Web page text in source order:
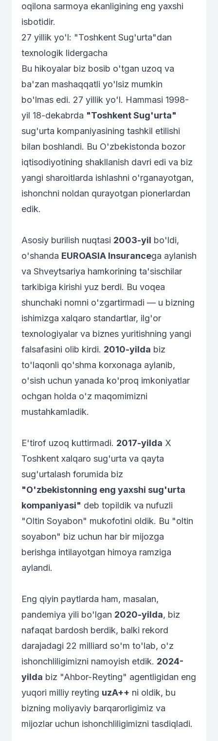
oqilona sarmoya ekanligining eng yaxshi
isbotidir.
27 yillik yo'l: "Toshkent Sug'urta"dan
texnologik lidergacha
Bu hikoyalar biz bosib o'tgan uzoq va
ba'zan mashaqqatli yo'lsiz mumkin
bo'lmas edi. 27 yillik yo'l. Hammasi 1998-
yil 18-dekabrda "Toshkent Sug'urta"
sug'urta kompaniyasining tashkil etilishi
bilan boshlandi. Bu O'zbekistonda bozor
iqtisodiyotining shakllanish davri edi va biz
yangi sharoitlarda ishlashni o'rganayotgan,
ishonchni noldan qurayotgan pionerlardan
edik.
Asosiy burilish nuqtasi 2003-yil bo'ldi,
o'shanda EUROASIA Insurancega aylanish
va Shveytsariya hamkorining ta'sischilar
tarkibiga kirishi yuz berdi. Bu voqea
shunchaki nomni o'zgartirmadi — u bizning
ishimizga xalqaro standartlar, ilg'or
texnologiyalar va biznes yuritishning yangi
falsafasini olib kirdi. 2010-yilda biz
to'laqonli qo'shma korxonaga aylanib,
o'sish uchun yanada ko'proq imkoniyatlar
ochgan holda o'z maqomimizni
mustahkamladik.
E'tirof uzoq kuttirmadi. 2017-yilda X
Toshkent xalqaro sug'urta va qayta
sug'urtalash forumida biz
"O'zbekistonning eng yaxshi sug'urta
kompaniyasi" deb topildik va nufuzli
"Oltin Soyabon" mukofotini oldik. Bu "oltin
soyabon" biz uchun har bir mijozga
berishga intilayotgan himoya ramziga
aylandi.
Eng qiyin paytlarda ham, masalan,
pandemiya yili bo'lgan 2020-yilda, biz
nafaqat bardosh berdik, balki rekord
darajadagi 22 milliard so'm to'lab, o'z
ishonchliligimizni namoyish etdik. 2024-
yilda biz "Ahbor-Reyting" agentligidan eng
yuqori milliy reyting uzA++ ni oldik, bu
bizning moliyaviy barqarorligimiz va
mijozlar uchun ishonchliligimizni tasdiqladi.